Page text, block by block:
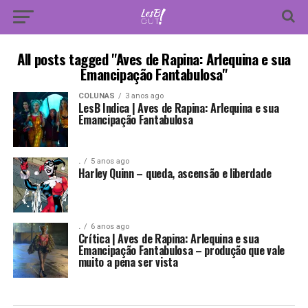
All posts tagged "Aves de Rapina: Arlequina e sua
Emancipação Fantabulosa"
COLUNAS 3 anos ago
LesB Indica | Aves de Rapina: Arlequina e sua
Emancipação Fantabulosa
. 5 anos ago
Harley Quinn – queda, ascensão e liberdade
. 6 anos ago
Crítica | Aves de Rapina: Arlequina e sua
Emancipação Fantabulosa – produção que vale
muito a pena ser vista